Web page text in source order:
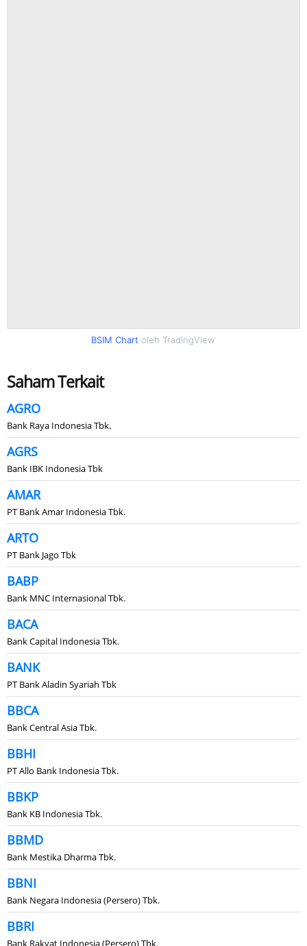
BSIM Chart oleh TradingView
Saham Terkait
AGRO
Bank Raya Indonesia Tbk.
AGRS
Bank IBK Indonesia Tbk
AMAR
PT Bank Amar Indonesia Tbk.
ARTO
PT Bank Jago Tbk
BABP
Bank MNC Internasional Tbk.
BACA
Bank Capital Indonesia Tbk.
BANK
PT Bank Aladin Syariah Tbk
BBCA
Bank Central Asia Tbk.
BBHI
PT Allo Bank Indonesia Tbk.
BBKP
Bank KB Indonesia Tbk.
BBMD
Bank Mestika Dharma Tbk.
BBNI
Bank Negara Indonesia (Persero) Tbk.
BBRI
Bank Rakyat Indonesia (Persero) Tbk.